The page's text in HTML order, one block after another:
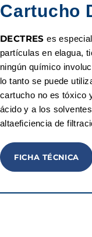
Cartucho
DECTRES es
partículas en elagua,
ningún químico
lo tanto se puede
cartucho no es tóxico
ácido y a los
altaeficiencia de
FICHA TÉCNICA